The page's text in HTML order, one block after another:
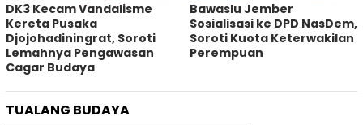
DK3 Kecam Vandalisme
Kereta Pusaka
Djojohadiningrat, Soroti
Lemahnya Pengawasan
Cagar Budaya
Bawaslu Jember
Sosialisasi ke DPD NasDem,
Soroti Kuota Keterwakilan
Perempuan
TUALANG BUDAYA